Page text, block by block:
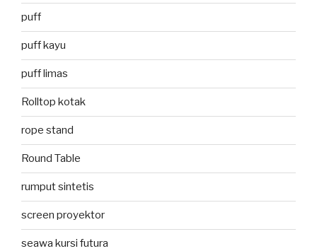
puff
puff kayu
puff limas
Rolltop kotak
rope stand
Round Table
rumput sintetis
screen proyektor
seawa kursi futura